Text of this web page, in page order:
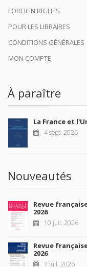
FOREIGN RIGHTS
POUR LES LIBRAIRES
CONDITIONS GÉNÉRALES
MON COMPTE
À paraître
La France et
4 sept. 2026
Nouveautés
Revue
2026
10 juil. 2026
Revue
2026
7 juil. 2026